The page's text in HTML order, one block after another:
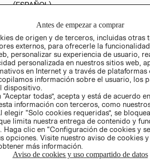
(ESPAÑOL)
TRANSPARENCIA
Y ÉTICA (INGLÉS)
COMERCIO - SIC
PETICIONES
QUEJAS Y
RECLAMOS
Antes de empezar a comprar
de origen y de terceros, incluidas otras
externos, para ofrecerle la
personalizar su experiencia de usuario,
personalizada en nuestros sitios web,
en Internet y a través de plataformas
información sobre el usuario, los
dispositivo.
todas”, acepta y está de acuerdo
información con terceros, como
elegir “Solo cookies requeridas”, se
limita nuestra entrega de contenido y
Haga clic en “Configuración de cookies y
opciones. Visite nuestro aviso de cookies
más información.
Aviso de cookies y uso compartido de datos